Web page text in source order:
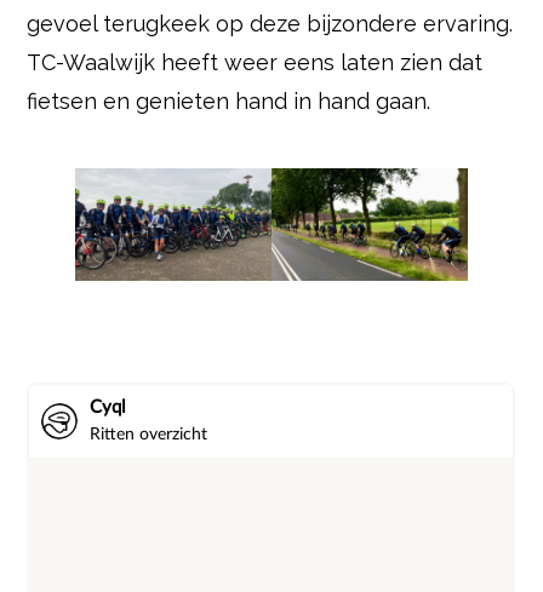
gevoel terugkeek op deze bijzondere ervaring.
TC-Waalwijk heeft weer eens laten zien dat
fietsen en genieten hand in hand gaan.